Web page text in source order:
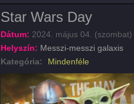
Star Wars Day
Dátum: 2024. május 04. (szombat)
Helyszín: Messzi-messzi galaxis
Kategória:
Mindenféle